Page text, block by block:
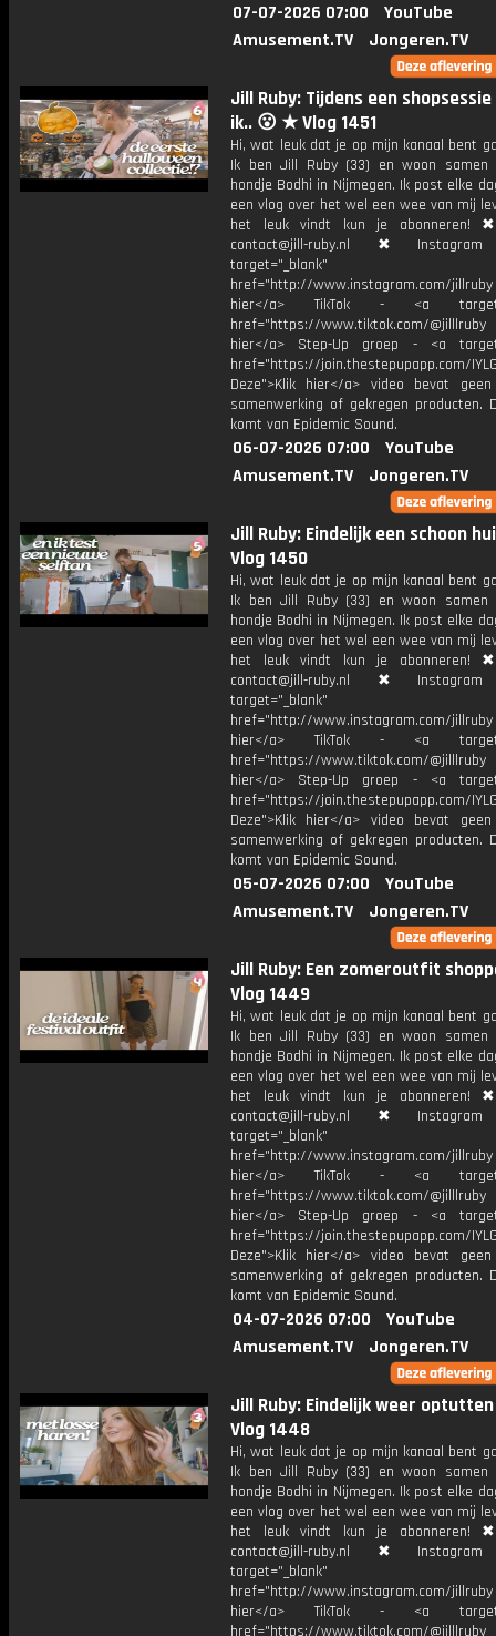
07-07-2026 07:00
YouTube
Amusement.TV
Jongeren.TV
Jill Ruby: Tijdens een
ik.. 😮 ★ Vlog 1451
Hi, wat leuk dat je op mijn kanaal bent
Ik ben Jill Ruby (33) en woon
hondje Bodhi in Nijmegen. Ik post elke
een vlog over het wel een wee van mij
het leuk vindt kun je abonneren!
contact@jill-ruby.nl ✖
target="_blank"
href="http://www.instagram.com/
hier</a> TikTok - <a
href="https://www.tiktok.com/
hier</a> Step-Up groep - <a
href="https://join.thestepupapp.com/
Deze">Klik hier</a> video bevat
samenwerking of gekregen producten.
komt van Epidemic Sound.
06-07-2026 07:00
YouTube
Amusement.TV
Jongeren.TV
Jill Ruby: Eindelijk een schoon
Vlog 1450
Hi, wat leuk dat je op mijn kanaal bent
Ik ben Jill Ruby (33) en woon
hondje Bodhi in Nijmegen. Ik post elke
een vlog over het wel een wee van mij
het leuk vindt kun je abonneren!
contact@jill-ruby.nl ✖
target="_blank"
href="http://www.instagram.com/
hier</a> TikTok - <a
href="https://www.tiktok.com/
hier</a> Step-Up groep - <a
href="https://join.thestepupapp.com/
Deze">Klik hier</a> video bevat
samenwerking of gekregen producten.
komt van Epidemic Sound.
05-07-2026 07:00
YouTube
Amusement.TV
Jongeren.TV
Jill Ruby: Een zomeroutfit
Vlog 1449
Hi, wat leuk dat je op mijn kanaal bent
Ik ben Jill Ruby (33) en woon
hondje Bodhi in Nijmegen. Ik post elke
een vlog over het wel een wee van mij
het leuk vindt kun je abonneren!
contact@jill-ruby.nl ✖
target="_blank"
href="http://www.instagram.com/
hier</a> TikTok - <a
href="https://www.tiktok.com/
hier</a> Step-Up groep - <a
href="https://join.thestepupapp.com/
Deze">Klik hier</a> video bevat
samenwerking of gekregen producten.
komt van Epidemic Sound.
04-07-2026 07:00
YouTube
Amusement.TV
Jongeren.TV
Jill Ruby: Eindelijk weer
Vlog 1448
Hi, wat leuk dat je op mijn kanaal bent
Ik ben Jill Ruby (33) en woon
hondje Bodhi in Nijmegen. Ik post elke
een vlog over het wel een wee van mij
het leuk vindt kun je abonneren!
contact@jill-ruby.nl ✖
target="_blank"
href="http://www.instagram.com/
hier</a> TikTok - <a
href="https://www.tiktok.com/